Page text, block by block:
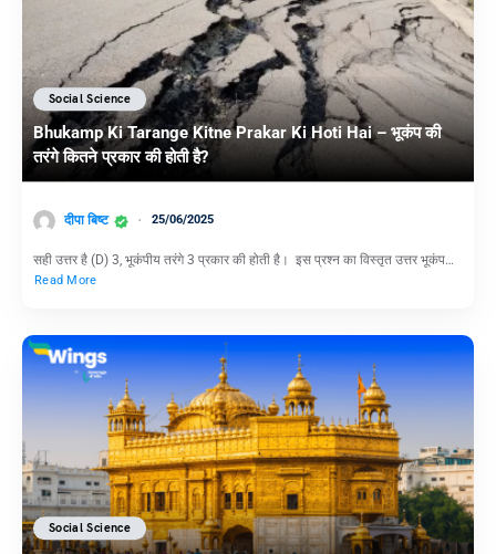
Social Science
Bhukamp Ki Tarange Kitne Prakar Ki Hoti Hai – भूकंप की
तरंगे कितने प्रकार की होती है?
दीपा बिष्ट 25/06/2025
सही उत्तर है (D) 3, भूकंपीय तरंगे 3 प्रकार की होती है। इस प्रश्न का विस्तृत उत्तर भूकंप…
Read More
Social Science